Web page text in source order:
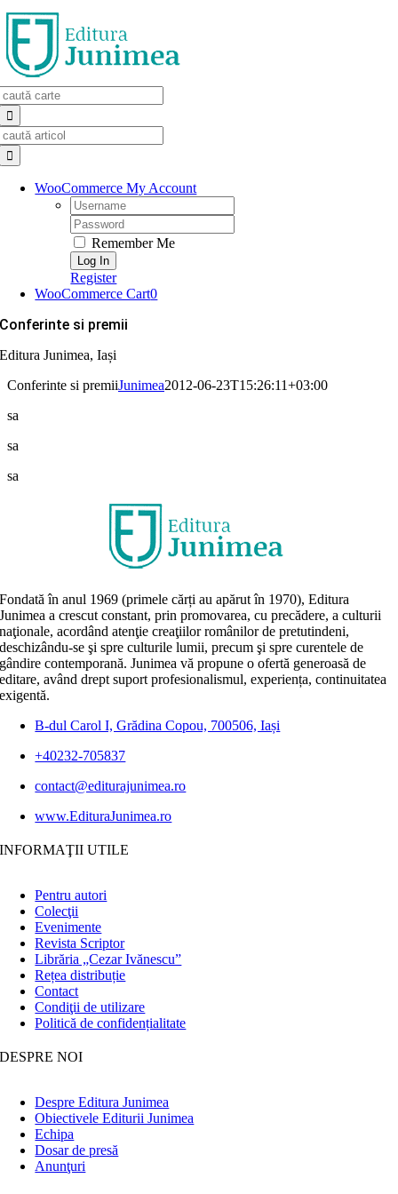
Skip
to
content
WooCommerce My Account
Username:
Password:
Remember Me
Register
WooCommerce Cart0
Conferinte si premii
Editura Junimea, Iași
Conferinte si premiiJunimea2012-06-23T15:26:11+03:00
sa
sa
sa
Fondată în anul 1969 (primele cărți au apărut în 1970), Editura
Junimea a crescut constant, prin promovarea, cu precădere, a culturii
naţionale, acordând atenţie creaţiilor românilor de pretutindeni,
deschizându-se şi spre culturile lumii, precum şi spre curentele de
gândire contemporană. Junimea vă propune o ofertă generoasă de
editare, având drept suport profesionalismul, experiența, continuitatea
exigentă.
B-dul Carol I, Grădina Copou, 700506, Iași
+40232-705837
contact@editurajunimea.ro
www.EdituraJunimea.ro
INFORMAŢII UTILE
Pentru autori
Colecţii
Evenimente
Revista Scriptor
Librăria „Cezar Ivănescu”
Rețea distribuție
Contact
Condiţii de utilizare
Politică de confidențialitate
DESPRE NOI
Despre Editura Junimea
Obiectivele Editurii Junimea
Echipa
Dosar de presă
Anunţuri